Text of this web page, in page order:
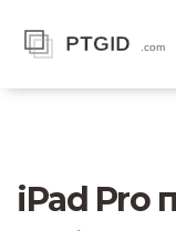
iPad Pro